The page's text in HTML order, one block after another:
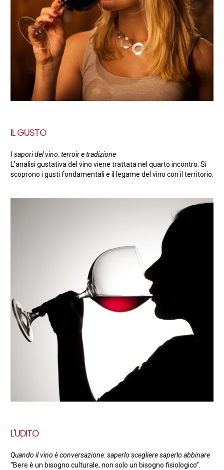
IL GUSTO
I sapori del vino: terroir e tradizione
L’analisi gustativa del vino viene trattata nel quarto incontro. Si
scoprono i gusti fondamentali e il legame del vino con il territorio.
L'UDITO
Quando il vino è conversazione: saperlo scegliere saperlo abbinare
“Bere è un bisogno culturale, non solo un bisogno fisiologico”.